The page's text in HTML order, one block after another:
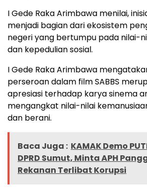
I Gede Raka Arimbawa menilai,
menjadi bagian dari ekosistem
negeri yang bertumpu pada nilai-
dan kepedulian sosial.
I Gede Raka Arimbawa
perseroan dalam film SABBS
apresiasi terhadap karya sinema
mengangkat nilai-nilai
dan berani.
Baca Juga : KAMAK Demo
DPRD Sumut, Minta APH
Rekanan Terlibat Korupsi